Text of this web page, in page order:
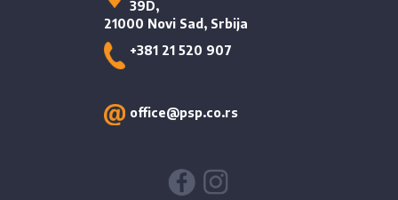
39D,
21000 Novi Sad, Srbija
+381 21 520 907
office@psp.co.rs